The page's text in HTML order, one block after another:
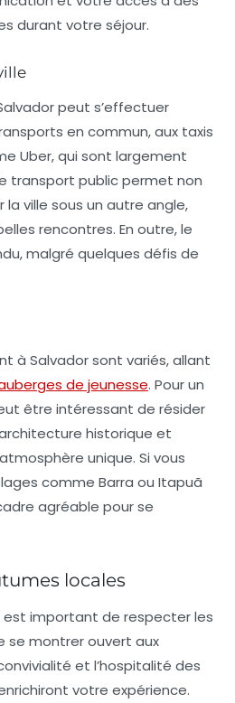
durant votre séjour.
peut s’effectuer
en commun, aux taxis
Uber, qui sont largement
transport publicpermet non
ville sous un autre angle,
rencontres. En outre, le
malgré quelques défis de
à Salvador sont variés, allant
de jeunesse. Pour un
être intéressant de résider
historique et
unique. Si vous
comme Barra ou Itapuã
agréable pour se
locales
est important de respecter les
se montrer ouvert aux
et l’hospitalité des
votre expérience.